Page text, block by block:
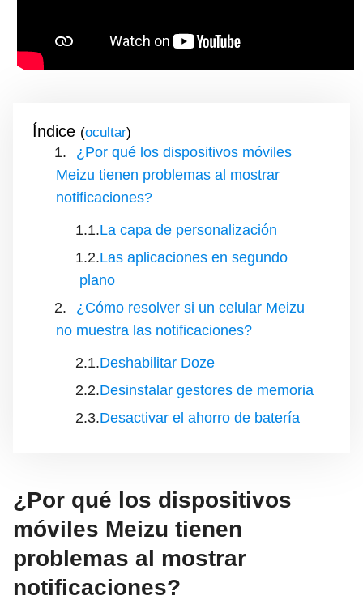
Índice ( )
¿Por qué los dispositivos móviles
Meizu tienen problemas al mostrar
notificaciones?
La capa de personalización
Las aplicaciones en segundo
plano
¿Cómo resolver si un celular Meizu
no muestra las notificaciones?
Deshabilitar Doze
Desinstalar gestores de memoria
Desactivar el ahorro de batería
¿Por qué los dispositivos
móviles Meizu tienen
problemas al mostrar
notificaciones?